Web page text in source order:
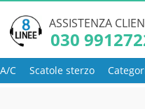
ASSISTENZA
030
C Scatole sterzo